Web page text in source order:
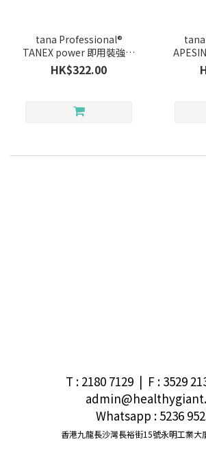
tana Professional®
TANEX power 即用裝強效
塑料清潔劑
HK$322.00
T : 2180 7129 | F : 3529
Whatsapp : 5236
香港九龍長沙灣長裕街15號永明工業大